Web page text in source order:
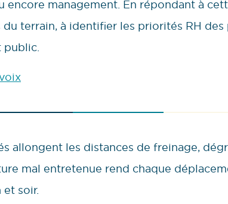
encore management. En répondant à
terrain, à identifier les priorités RH
public.
allongent les distances de freinage,
mal entretenue rend chaque
soir.